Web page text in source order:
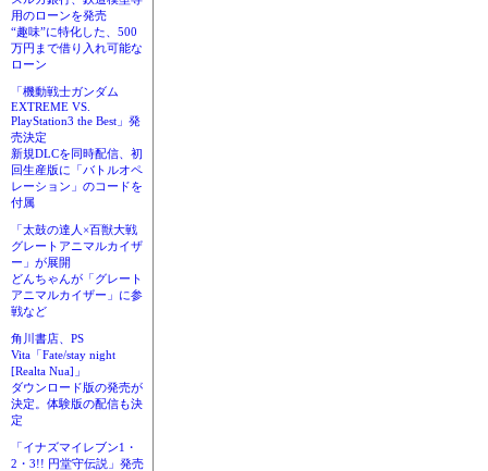
用のローンを発売
“趣味”に特化した、500
万円まで借り入れ可能な
ローン
「機動戦士ガンダム
EXTREME VS.
PlayStation3 the Best」発
売決定
新規DLCを同時配信、初
回生産版に「バトルオペ
レーション」のコードを
付属
「太鼓の達人×百獣大戦
グレートアニマルカイザ
ー」が展開
どんちゃんが「グレート
アニマルカイザー」に参
戦など
角川書店、PS
Vita「Fate/stay night
[Realta Nua]」
ダウンロード版の発売が
決定。体験版の配信も決
定
「イナズマイレブン1・
2・3!! 円堂守伝説」発売